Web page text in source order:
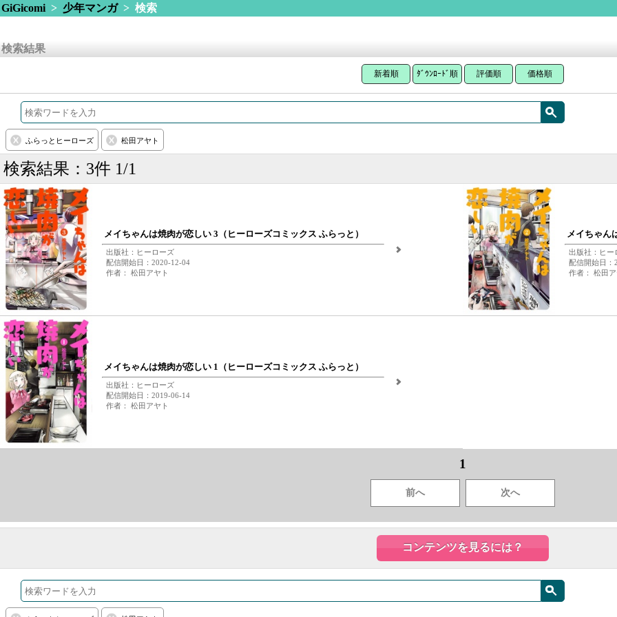
GiGicomi> 少年マンガ> 検索
検索結果
新着順 ﾀﾞｳﾝﾛｰﾄﾞ順 評価順 価格順
ふらっとヒーローズ 松田アヤト
検索結果：3件 1/1
メイちゃんは焼肉が恋しい 3（ヒーローズコミックス ふらっと）
出版社：ヒーローズ
配信開始日：2020-12-04
作者： 松田アヤト
メイちゃん
出版社：ヒー
配信開始日：
作者： 松田
メイちゃんは焼肉が恋しい 1（ヒーローズコミックス ふらっと）
出版社：ヒーローズ
配信開始日：2019-06-14
作者： 松田アヤト
1
前へ 次へ
コンテンツを見るには？